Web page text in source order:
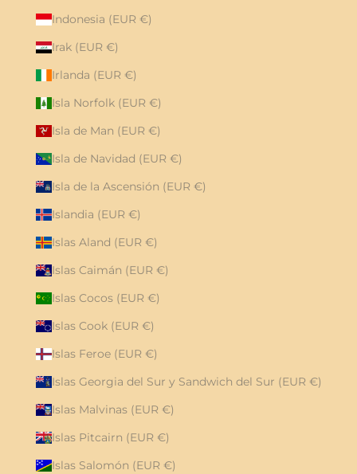
Indonesia (EUR €)
Irak (EUR €)
Irlanda (EUR €)
Isla Norfolk (EUR €)
Isla de Man (EUR €)
Isla de Navidad (EUR €)
Isla de la Ascensión (EUR €)
Islandia (EUR €)
Islas Aland (EUR €)
Islas Caimán (EUR €)
Islas Cocos (EUR €)
Islas Cook (EUR €)
Islas Feroe (EUR €)
Islas Georgia del Sur y Sandwich del Sur (EUR €)
Islas Malvinas (EUR €)
Islas Pitcairn (EUR €)
Islas Salomón (EUR €)